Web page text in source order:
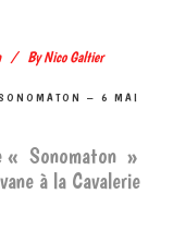
By Nico Galtier
– 6 MAI
« Sonomaton »
à la Cavalerie